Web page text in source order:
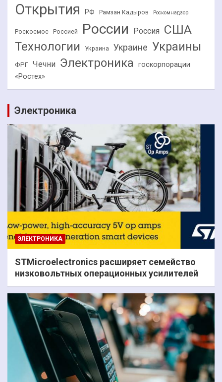
Открытия РФ Рамзан Кадыров Роскомнадзор
Роскосмос Россией России Россия США
Технологии Украина Украине Украины
ФРГ Чечни Электроника госкорпорации
«Ростех»
Электроника
ЭЛЕКТРОНИКА
STMicroelectronics расширяет семейство
низковольтных операционных усилителей